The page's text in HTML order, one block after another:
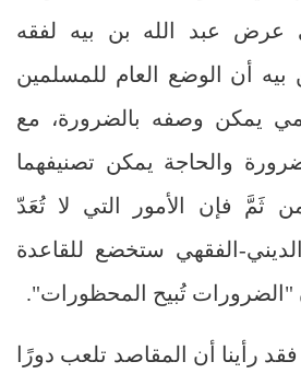
عرض عبد الله بن بيه لفقه
بيه أن الوضع العام للمسلمين
يمكن وصفه بالضرورة، مع
والحاجة يمكن تصنيفهما
ثَمَّ فإن الأمور التي لا تُعَدّ
الفقهي ستخضع للقاعدة
"الضرورات تُبيح المحظورات".
رأينا أن المقاصد تلعب دورًا